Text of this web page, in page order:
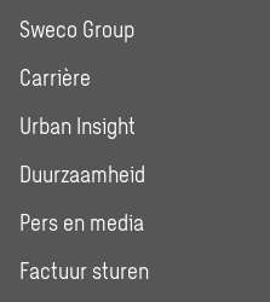
Sweco Group
Carrière
Urban Insight
Duurzaamheid
Pers en media
Factuur sturen